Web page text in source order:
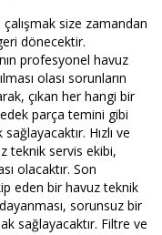
size zamandan
dönecektir.
profesyonel havuz
olası sorunların
çıkan her hangi bir
parça temini gibi
Hızlı ve
teknik servis ekibi,
olacaktır. Son
eden bir havuz teknik
sorunsuz bir
sağlayacaktır. Filtre ve